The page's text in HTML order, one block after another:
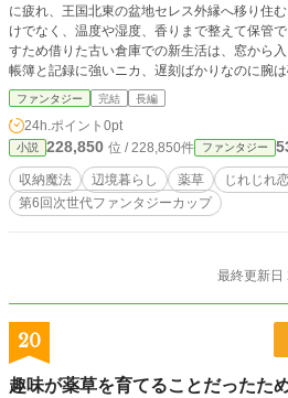
に疲れ、王国北東の盆地セレス外縁へ移り住
けでなく、温度や湿度、香りまで整えて保管
すため借りた古い倉庫での新生活は、窓から
帳簿と記録に強いニカ、遅刻ばかりなのに腕
いたまま皆を動かすラユン、そして湯気の立
ーに巻き込まれ、少しずつにぎやかになっていく。 薬草採集、保存
り、共同浴場の修理、夜の勉強会、灯り市の
らしを整える力として集落に根づいていった
現れ、彼がかつて保管していた「明け方の塔
る。さらに秋口には、盆地を脅かす薄明獣の大移動
撃で敵を倒す話ではない。薬草の香り、干し
ファンタジー 完結 長編
24h.ポイント 0pt
小説 228,850 位 / 228,850件 ファンタジー
収納魔法 辺境暮らし 薬草 じれじれ
第6回次世代ファンタジーカップ
最終更新日
20
趣味が薬草を育てることだったた